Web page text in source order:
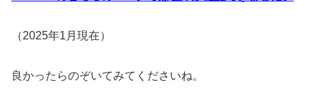
（2025年1月現在）
良かったらのぞいてみてくださいね。